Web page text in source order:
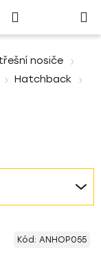
košík
nosiče
Hatchback
Kód: ANHOP055